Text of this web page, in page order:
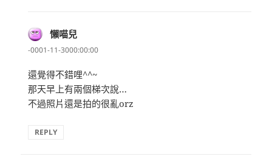
懶喵兒
示:
-0001-11-3000:00:00
還覺得不錯哩^^~
那天早上有兩個梯次說…
不過照片還是拍的很亂orz
REPLY